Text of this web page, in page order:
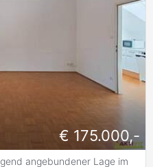
€ 175.000,-
angebundener Lage im